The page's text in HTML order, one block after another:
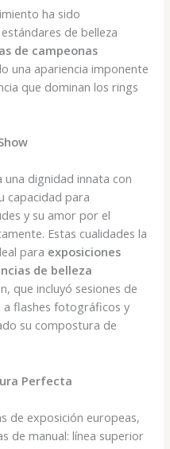
ha sido
de belleza
de campeonas
una apariencia imponente
que dominan los rings
una dignidad innata con
capacidad para
y su amor por el
Estas cualidades la
para exposiciones
de belleza
que incluyó sesiones de
a flashes fotográficos y
su compostura de
Perfecta
de exposición europeas,
de manual: línea superior